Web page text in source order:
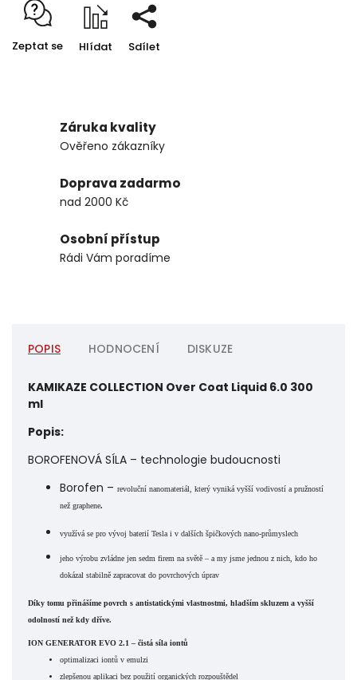
Zeptat se Hlídat Sdílet
Záruka kvality
Ověřeno zákazníky
Doprava zadarmo
nad 2000 Kč
Osobní přístup
Rádi Vám poradíme
POPIS HODNOCENÍ DISKUZE
KAMIKAZE COLLECTION Over Coat Liquid 6.0 300
ml
Popis:
BOROFENOVÁ SÍLA – technologie budoucnosti
Borofen – revoluční nanomateriál, který vyniká vyšší vodivostí a pružností
než graphene.
využívá se pro vývoj baterií Tesla i v dalších špičkových nano-průmyslech
jeho výrobu zvládne jen sedm firem na světě – a my jsme jednou z nich, kdo ho
dokázal stabilně zapracovat do povrchových úprav
Díky tomu přinášíme povrch s antistatickými vlastnostmi, hladším skluzem a vyšší
odolností než kdy dříve.
ION GENERATOR EVO 2.1 – čistá síla iontů
optimalizaci iontů v emulzi
zlepšenou aplikaci bez použití organických rozpouštědel